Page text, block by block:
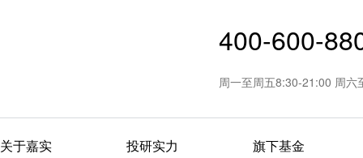
400-600-
周一至周五8:30-21:00 周
关于嘉实 投研实力 旗下基金